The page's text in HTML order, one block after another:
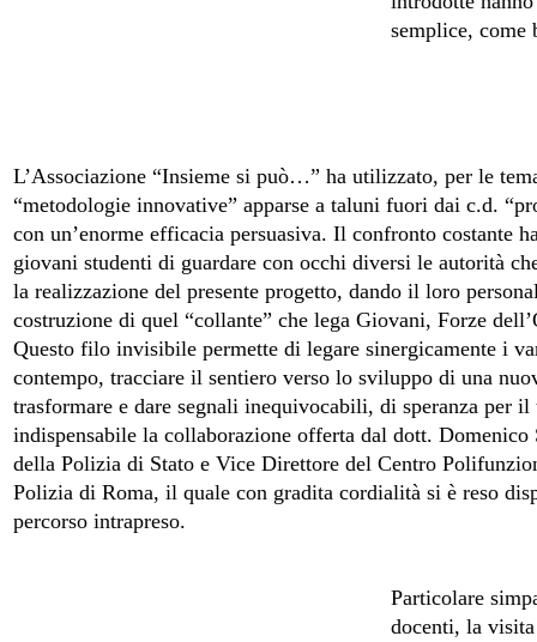
semplice, come
L’Associazione “Insieme si può…” ha utilizzato, per le
“metodologie innovative” apparse a taluni fuori dai c.d.
con un’enorme efficacia persuasiva. Il confronto costante
giovani studenti di guardare con occhi diversi le autorità
la realizzazione del presente progetto, dando il loro
costruzione di quel “collante” che lega Giovani, Forze
Questo filo invisibile permette di legare sinergicamente i
contempo, tracciare il sentiero verso lo sviluppo di una
trasformare e dare segnali inequivocabili, di speranza per
indispensabile la collaborazione offerta dal dott.
della Polizia di Stato e Vice Direttore del Centro
Polizia di Roma, il quale con gradita cordialità si è reso
percorso intrapreso.
Particolare
docenti, la